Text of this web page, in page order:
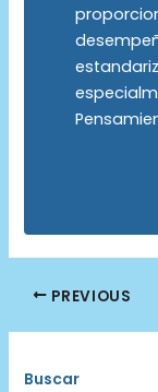
Post PREVIOUS
Buscar